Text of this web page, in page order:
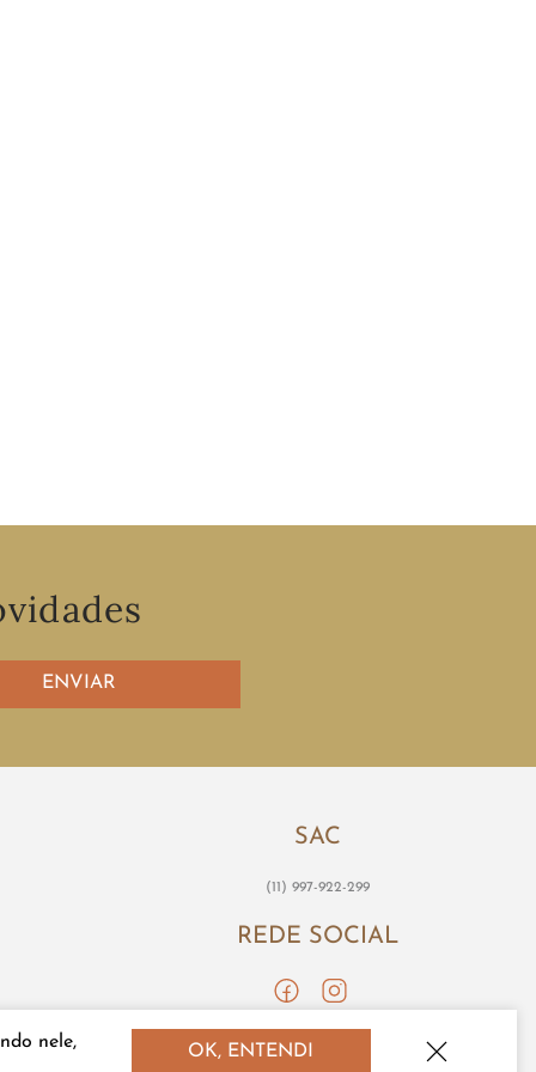
nele,
OK, ENTENDI
ENVIAR
SAC
(11) 997-922-299
REDE SOCIAL